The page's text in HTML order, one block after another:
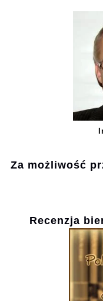
Za możliwość
Recenzja